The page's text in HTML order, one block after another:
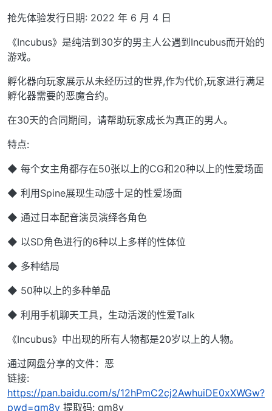
抢先体验发行日期: 2022 年 6 月 4 日
《Incubus》是纯洁到30岁的男主人公遇到Incubus而开始的
游戏。
孵化器向玩家展示从未经历过的世界,作为代价,玩家进行满足
孵化器需要的恶魔合约。
在30天的合同期间，请帮助玩家成长为真正的男人。
特点:
◆ 每个女主角都存在50张以上的CG和20种以上的性爱场面
◆ 利用Spine展现生动感十足的性爱场面
◆ 通过日本配音演员演绎各角色
◆ 以SD角色进行的6种以上多样的性体位
◆ 多种结局
◆ 50种以上的多种单品
◆ 利用手机聊天工具，生动活泼的性爱Talk
《Incubus》中出现的所有人物都是20岁以上的人物。
通过网盘分享的文件：恶
链接:
https://pan.baidu.com/s/12hPmC2cj2AwhuiDE0xXWGw?
pwd=qm8y 提取码: qm8y